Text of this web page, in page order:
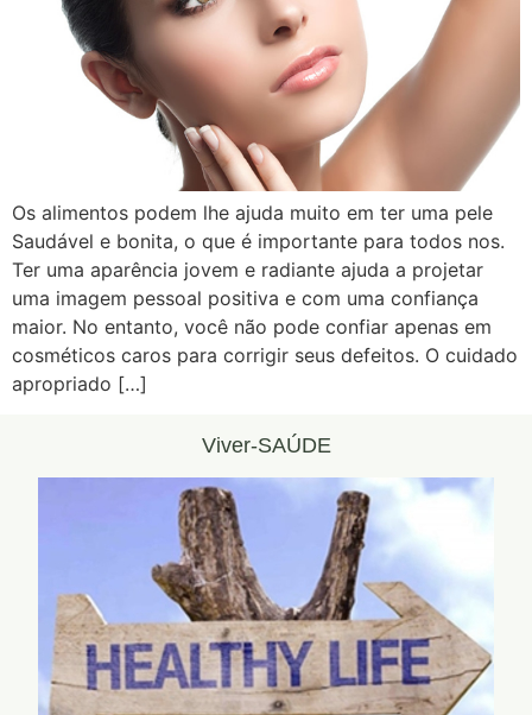
Os alimentos podem lhe ajuda muito em ter uma pele
Saudável e bonita, o que é importante para todos nos.
Ter uma aparência jovem e radiante ajuda a projetar
uma imagem pessoal positiva e com uma confiança
maior. No entanto, você não pode confiar apenas em
cosméticos caros para corrigir seus defeitos. O cuidado
apropriado […]
Viver-SAÚDE